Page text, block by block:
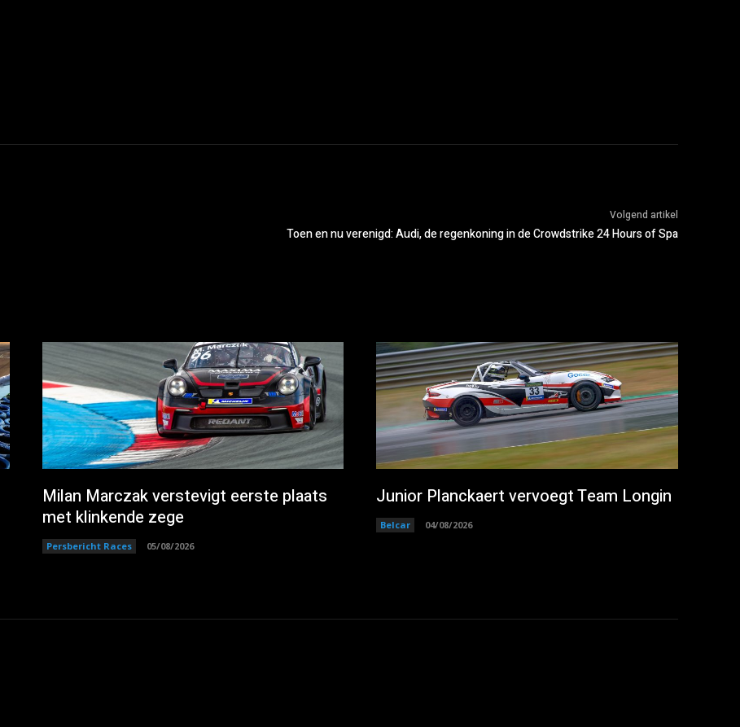
Volgend artikel
Toen en nu verenigd: Audi, de regenkoning in de Crowdstrike 24 Hours of Spa
Milan Marczak verstevigt eerste plaats
met klinkende zege
Persbericht Races 05/08/2026
Junior Planckaert vervoegt Team Longin
Belcar 04/08/2026